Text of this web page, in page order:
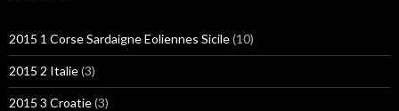
2015 1 Corse Sardaigne Eoliennes Sicile(10)
2015 2 Italie(3)
2015 3 Croatie(3)